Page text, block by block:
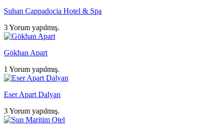
Suhan Cappadocia Hotel & Spa
3 Yorum yapılmış.
Gökhan Apart
1 Yorum yapılmış.
Eser Apart Dalyan
3 Yorum yapılmış.